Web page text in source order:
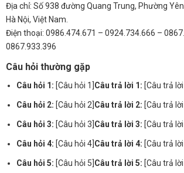
Địa chỉ: Số 938 đường Quang Trung, Phường
Hà Nội, Việt Nam.
Điện thoại: 0986.474.671 – 0924.734.666 –
0867.933.396
Câu hỏi thường gặp
Câu hỏi 1: [Câu hỏi 1] Câu trả lời 1: [Câu trả lời
Câu hỏi 2: [Câu hỏi 2] Câu trả lời 2: [Câu trả lời
Câu hỏi 3: [Câu hỏi 3] Câu trả lời 3: [Câu trả lời
Câu hỏi 4: [Câu hỏi 4] Câu trả lời 4: [Câu trả lời
Câu hỏi 5: [Câu hỏi 5] Câu trả lời 5: [Câu trả lời